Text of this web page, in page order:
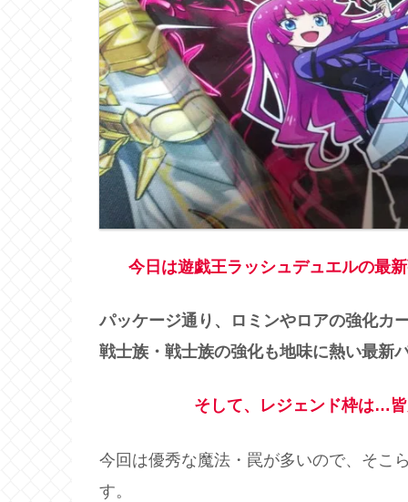
今日は遊戯王ラッシュデュエルの最
パッケージ通り、ロミンやロアの強化カ
戦士族・戦士族の強化も地味に熱い最新
そして、レジェンド枠は…
今回は優秀な魔法・罠が多いので、そこ
す。